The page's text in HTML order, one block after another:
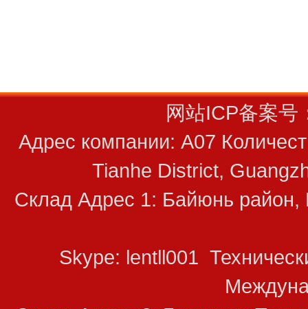
网站ICP备案号
Адрес компании: A07
Tianhe District,
Склад Адрес 1: Байюнь
Skype: lentll001